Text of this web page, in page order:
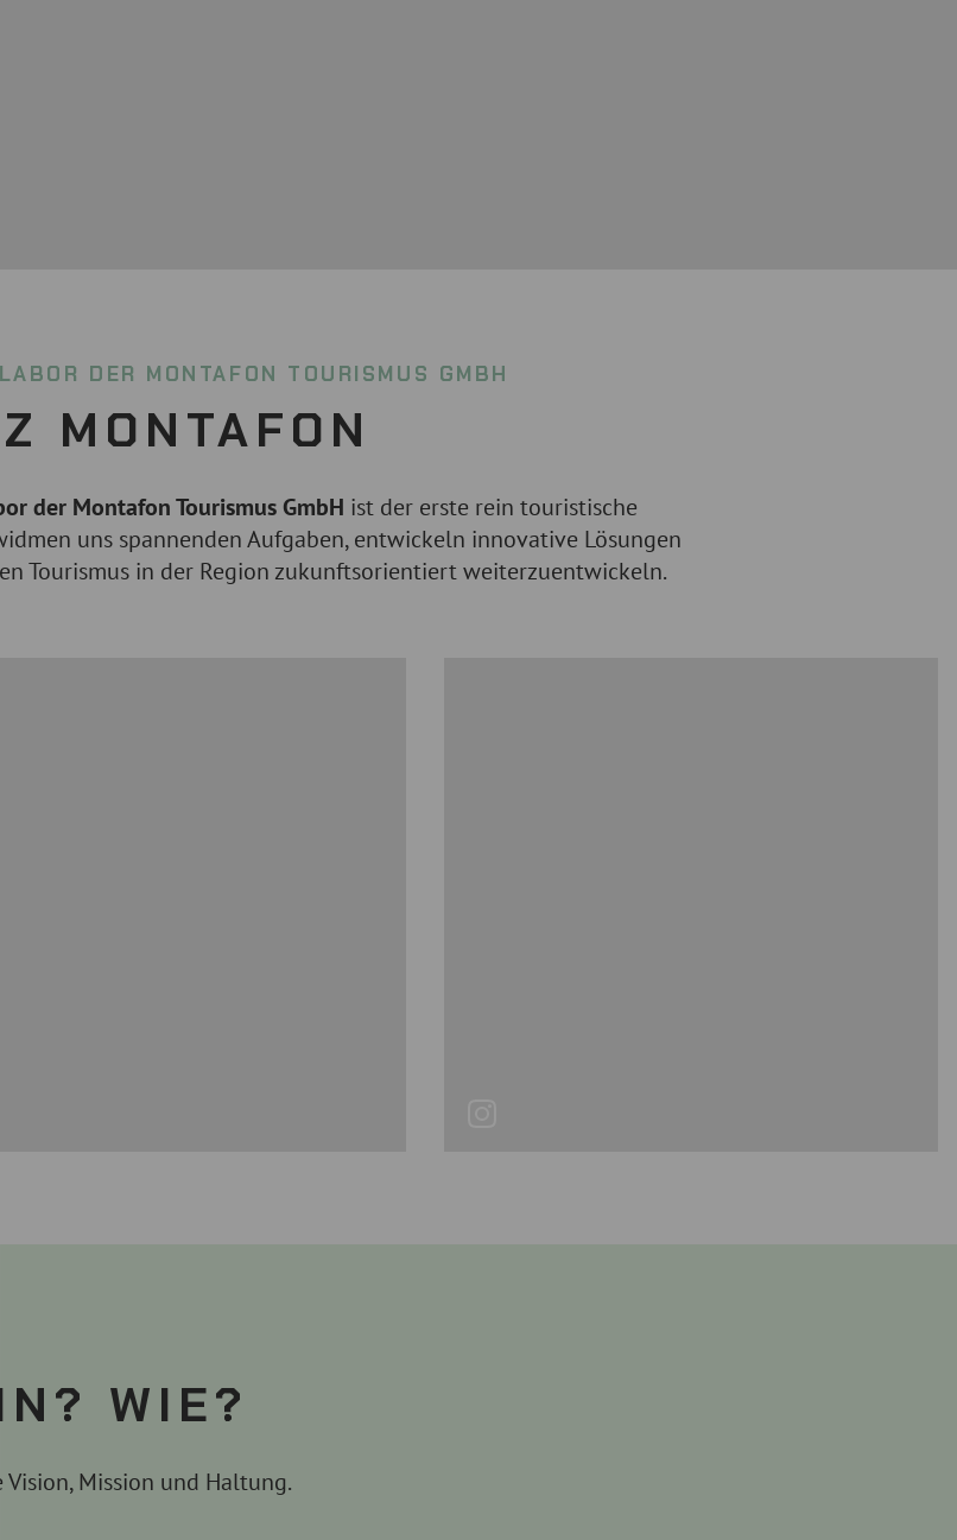
DER MONTAFON TOURISMUS GMBH
MONTAFON
der Montafon Tourismus GmbH ist der erste rein touristische
uns spannenden Aufgaben, entwickeln innovative Lösungen
Tourismus in der Region zukunftsorientiert weiterzuentwickeln.
WIE?
Mission und Haltung.